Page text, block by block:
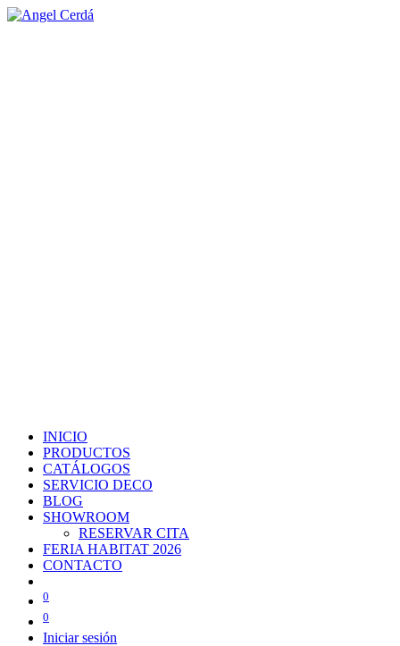
INICIO
PRODUCTOS
CATÁLOGOS
SERVICIO DECO
BLOG
SHOWROOM
RESERVAR CITA
FERIA HABITAT 2026
CONTACTO
0
0
Iniciar sesión